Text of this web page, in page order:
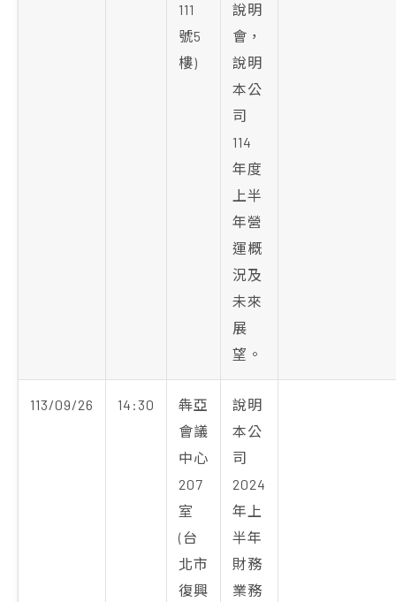
111
號5
樓)
說明
會，
說明
本公
司
114
年度
上半
年營
運概
況及
未來
展
望。
113/09/26 14:30
犇亞
會議
中心
207
室
(台
北市
復興
說明
本公
司
2024
年上
半年
財務
業務